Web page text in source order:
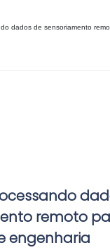
remoto
engenharia